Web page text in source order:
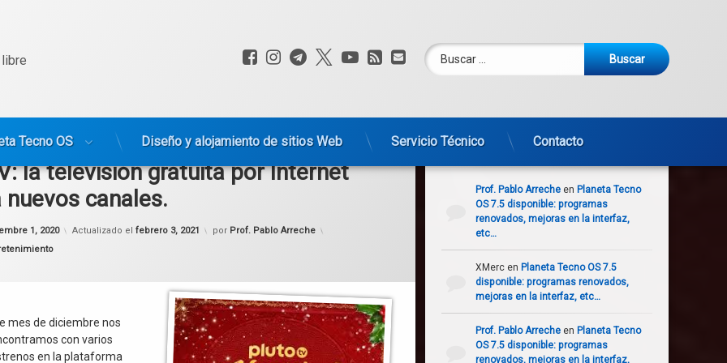
Facebook
Instagram
Telegram
X.com
YouTube
RSSCorreo electrónico
Buscar:
Tecno OS Diseño y alojamiento de sitios Web Servicio Técnico Contacto
la televisión gratuita por Internet
canales.
1, 2020 Actualizado el febrero 3, 2021 por Prof. Pablo Arreche
mes de diciembre nos
con varios
en la plataforma
Comentarios recientes
Prof. Pablo Arrecheen Planeta Tecno
OS 7.5 disponible: programas
renovados, mejoras en la interfaz,
etc…
XMercen Planeta Tecno OS 7.5
disponible: programas renovados,
mejoras en la interfaz, etc…
Prof. Pablo Arrecheen Planeta Tecno
OS 7.5 disponible: programas
renovados, mejoras en la interfaz,